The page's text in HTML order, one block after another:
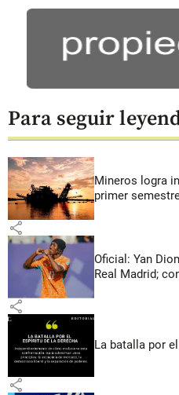
Para seguir
Mineros logra
primer
share
Oficial: Yan
Real Madrid;
share
La batalla por
share